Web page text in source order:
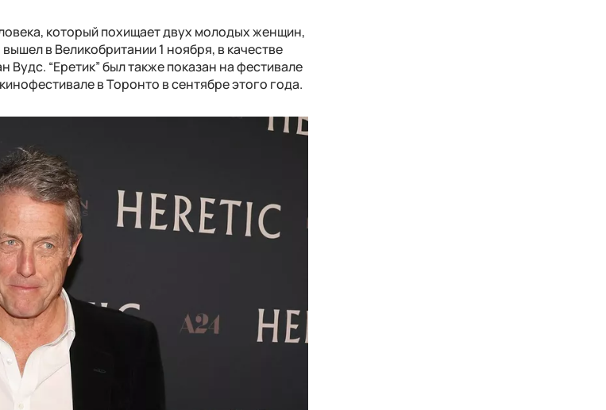
который похищает двух молодых женщин,
в Великобритании 1 ноября, в качестве
“Еретик” был также показан на фестивале
в Торонто в сентябре этого года.